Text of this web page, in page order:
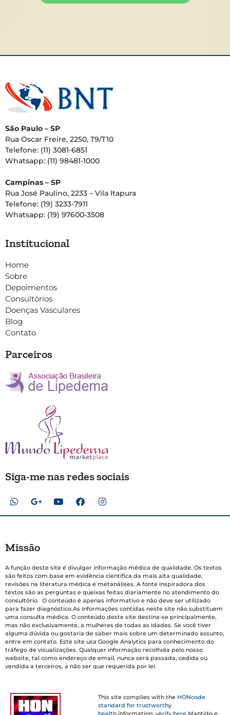
São Paulo – SP
Rua Oscar Freire, 2250, T9/T10
Telefone: (11) 3081-6851
Whatsapp: (11) 98481-1000
Campinas – SP
Rua José Paulino, 2233 – Vila Itapura
Telefone: (19) 3233-7911
Whatsapp: (19) 97600-3508
Institucional
Home
Sobre
Depoimentos
Consultórios
Doenças Vasculares
Blog
Contato
Parceiros
Siga-me nas redes sociais
Missão
A função deste site é divulgar informação médica de qualidade. Os textos
são feitos com base em evidência científica da mais alta qualidade,
revisões na literatura médica e metanálises. A fonte inspiradora dos
textos são as perguntas e queixas feitas diariamente no atendimento do
consultório. O conteúdo é apenas informativo e não deve ser utilizado
para fazer diagnóstico.As informações contidas neste site não substituem
uma consulta médica. O conteúdo deste site destina-se principalmente,
mas não exclusivamente, a mulheres de todas as idades. Se você tiver
alguma dúvida ou gostaria de saber mais sobre um determinado assunto,
entre em contato. Este site usa Google Analytics para conhecimento do
tráfego de visualizações. Qualquer informação recolhida pelo nosso
website, tal como endereço de email, nunca será passada, cedida ou
vendida a terceiros, a não ser que requerida por lei.
This site complies with the HONcode
standard for trustworthy